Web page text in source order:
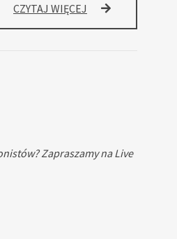
CZYTAJ WIĘCEJ
Zapraszamy na Live